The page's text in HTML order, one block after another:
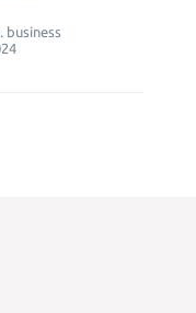
business